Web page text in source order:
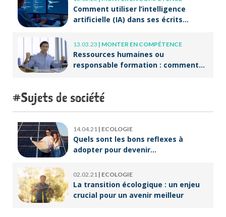
Comment utiliser l’intelligence
artificielle (IA) dans ses écrits
13.03.23 | MONTER EN COMPÉTENCE
Ressources humaines ou
responsable formation : comment
Sujets de société
14.04.21 | ECOLOGIE
Quels sont les bons reflexes à
adopter pour devenir
02.02.21 | ECOLOGIE
La transition écologique : un enjeu
crucial pour un avenir meilleur